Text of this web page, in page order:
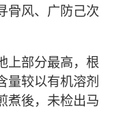
骨风、广防己次
上部分最高，根
量较以有机溶剂
煮後，未检出马